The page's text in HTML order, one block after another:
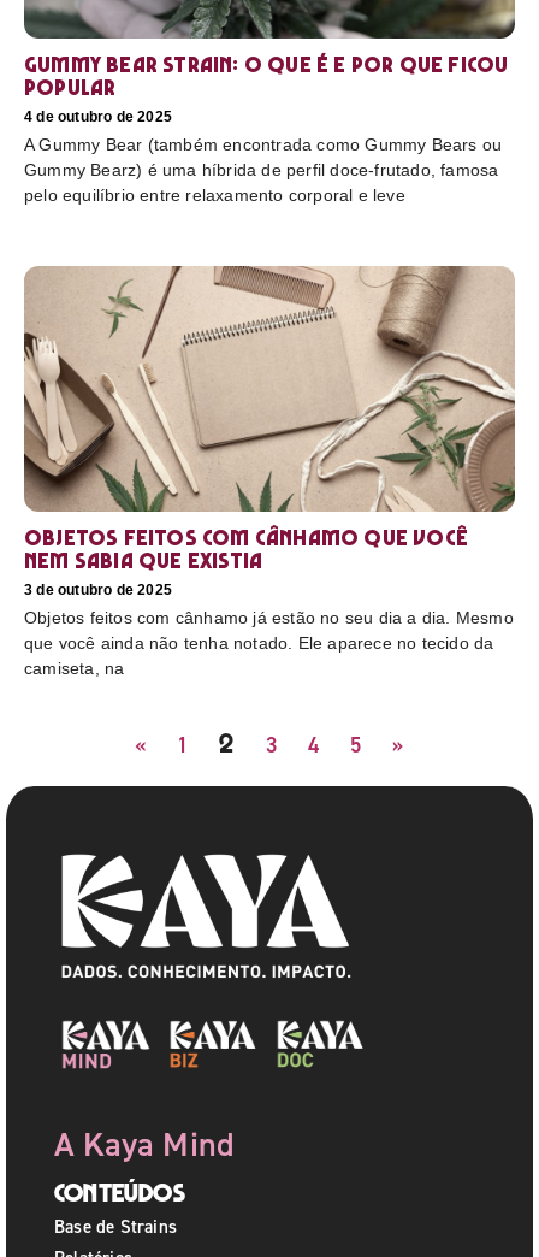
Gummy Bear Strain: o que é e por que ficou
popular
4 de outubro de 2025
A Gummy Bear (também encontrada como Gummy Bears ou
Gummy Bearz) é uma híbrida de perfil doce-frutado, famosa
pelo equilíbrio entre relaxamento corporal e leve
Objetos feitos com cânhamo que você
nem sabia que existia
3 de outubro de 2025
Objetos feitos com cânhamo já estão no seu dia a dia. Mesmo
que você ainda não tenha notado. Ele aparece no tecido da
camiseta, na
« 1 2 3 4 5 »
A Kaya Mind
Conteúdos
Base de Strains